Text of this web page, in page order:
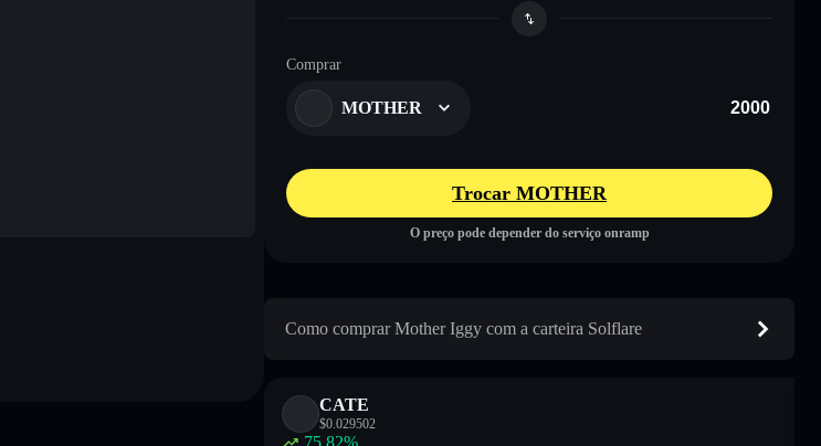
Comprar
MOTHER
Trocar MOTHER
O preço pode depender do serviço onramp
Como comprar Mother Iggy com a carteira Solflare
CATE
$0.029502
75.82%